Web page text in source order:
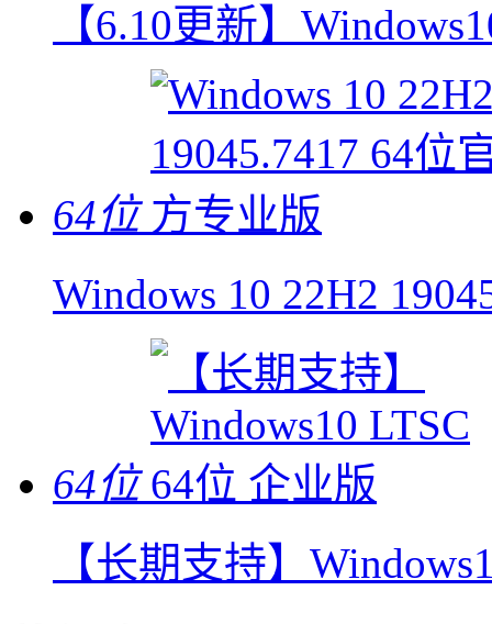
【6.10更新】
64位
Windows 10 22H2
64位
【长期支持】